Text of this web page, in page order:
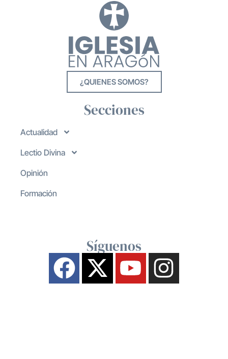
¿QUIENES SOMOS?
Secciones
Actualidad
Lectio Divina
Opinión
Formación
Síguenos